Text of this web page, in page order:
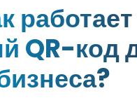
работает
QR-код